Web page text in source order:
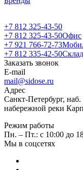
+7 812 325-43-50
+7 812 325-43-50Офис
+7 921 766-72-73
+7 812 335-42-50
Заказать звонок
E-mail
mail@sidose.ru
Адрес
Санкт-Петербург,
набережной реки
Режим работы
Пн. – Пт.: с 10:00 до
Мы в соцсетях